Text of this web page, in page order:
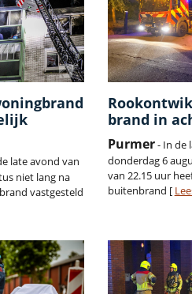
late avond van
niet lang na
vastgesteld
brand in
Purmer- In de
donderdag 6
van 22.15 uur
buitenbrand [